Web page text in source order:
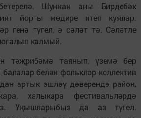
Шуннан аны Бирдебәк
йорты мөдире итеп куялар.
генә түгел, ә сәләт тә. Сәләтле
калмый.
тәҗрибәмә таянып, үземә бер
белән фольклор коллектив
артык эшләү дәверендә район,
халыкара фестивальләрдә
Уңышларыбыз да аз түгел.